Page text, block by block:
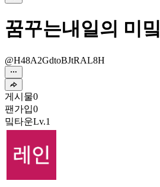
꿈꾸는내일의 미밐
@H48A2GdtoBJtRAL8H
게시물0
팬가입0
밐타운Lv.1